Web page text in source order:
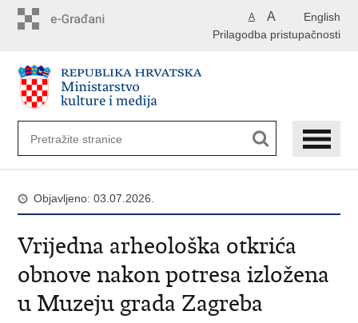
English
A A
Prilagodba pristupačnosti
Objavljeno: 03.07.2026.
Vrijedna arheološka otkrića
obnove nakon potresa izložena
u Muzeju grada Zagreba